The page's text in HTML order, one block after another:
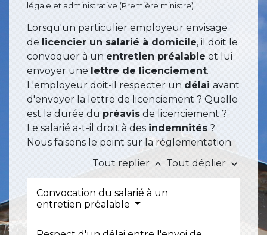
légale et administrative (Première ministre)
Lorsqu'un particulier employeur envisage
de licencier un salarié à domicile, il doit le
convoquer à un entretien préalable et lui
envoyer une lettre de licenciement.
L'employeur doit-il respecter un délai avant
d'envoyer la lettre de licenciement ? Quelle
est la durée du préavis de licenciement ?
Le salarié a-t-il droit à des indemnités ?
Nous faisons le point sur la réglementation.
Tout replier keyboard_arrow_up Tout déplier keyboard_arrow_down
Convocation du salarié à un
entretien préalable